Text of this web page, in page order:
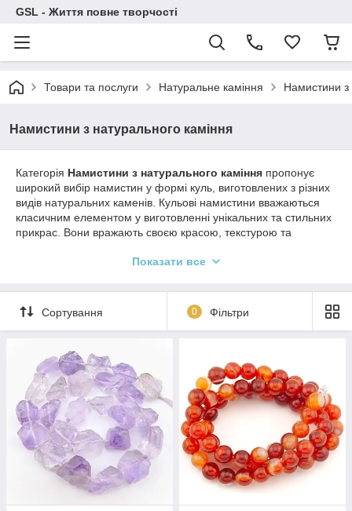
GSL - Життя повне творчості
Товари та послуги Натуральне каміння Намистини з
Намистини з натурального каміння
Категорія Намистини з натурального каміння пропонує
широкий вибір намистин у формі куль, виготовлених з різних
видів натуральних каменів. Кульові намистини вважаються
класичним елементом у виготовленні унікальних та стильних
прикрас. Вони вражають своєю красою, текстурою та
або талісмани. Крім того, вони володіють цілющими
властивостями та впливають на психоемоційний стан
використані для створення неймовірних браслетів,
намистинних намистин, кольє та інших унікальних прикрас,
що підкреслять ваш індивідуальний стиль та додадуть
унікальності вашому образу.
Показати все
Сортування 0 Фільтри